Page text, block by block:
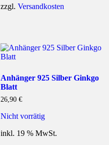
zzgl. Versandkosten
Anhänger 925 Silber Ginkgo
Blatt
26,90 €
Nicht vorrätig
inkl. 19 % MwSt.